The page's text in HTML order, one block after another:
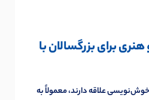
برای بزرگسالان با
علاقه دارند، معمولاً به